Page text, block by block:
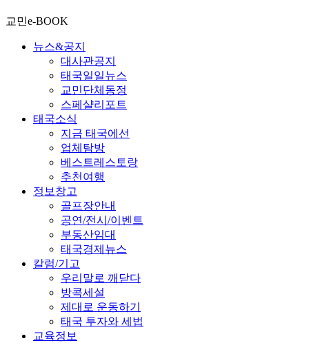
교민e-BOOK
뉴스&공지
대사관공지
태국일일뉴스
교민단체동정
스페샬리포트
태국소식
지금 태국에선
업체탐방
베스트레스토랑
추천여행
정보창고
골프장안내
공연/전시/이벤트
부동산임대
태국경제뉴스
칼럼/기고
우리말로 깨닫다
방콕세설
제대로 운동하기
태국 투자와 세법
교육정보